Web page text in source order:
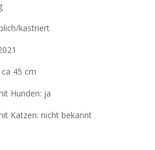
kastriert
45 cm
Hunden: ja
Katzen: nicht bekannt